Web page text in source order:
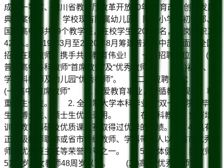
成果一等奖、四川省教育厅改革开放40年“教育改革创新发展
典型案例”。 学校现有附属幼儿园、附属小学、初中部、
国际高中部共99个教学班，在校学生4200余名，在岗教职工
425人。2019年3月至2020年8月筹建普通高中部，面向全国
招聘在职教师，携手共创教育伟业! 一、招聘岗位 (一)
普通高中各科教师“首席教师”及“优秀教师”。 (二)初中、小
学各科教师及幼儿园“优秀教师”。 二、应聘条件：
(一)高中“首席教师” 1. 热爱教育事业，遵循教育规律，尊
重学生个性。 2. 全日制大学本科毕业，“双一流”院校毕业
生或博士生、硕士生优先录用。 3. 在学科教学、竞赛培
训、教育科研及优质课大赛取得过优异的成绩。 4. 具有
正高级教师职称或省市特级教师、学科带头人以及省市优秀教
师、优秀班主任等荣誉称号之一。 5. 身体健康，男教师
51周岁、女教师48周岁以下。 (二)高中“优秀教师” 1.